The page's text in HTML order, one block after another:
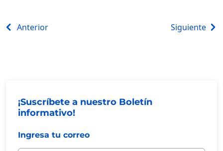
Navegación
Anterior Siguiente
¡Suscríbete a nuestro Boletín
informativo!
Ingresa tu correo